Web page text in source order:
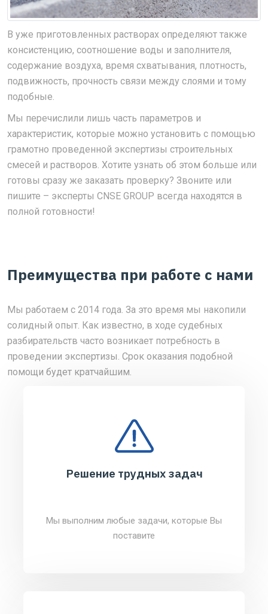
В уже приготовленных растворах определяют также
консистенцию, соотношение воды и заполнителя,
содержание воздуха, время схватывания, плотность,
подвижность, прочность связи между слоями и тому
подобные.
Мы перечислили лишь часть параметров и
характеристик, которые можно установить с помощью
грамотно проведенной экспертизы строительных
смесей и растворов. Хотите узнать об этом больше или
готовы сразу же заказать проверку? Звоните или
пишите – эксперты CNSE GROUP всегда находятся в
полной готовности!
Преимущества при работе с нами
Мы работаем с 2014 года. За это время мы накопили
солидный опыт. Как известно, в ходе судебных
разбирательств часто возникает потребность в
проведении экспертизы. Срок оказания подобной
помощи будет кратчайшим.
Решение трудных задач
Мы выполним любые задачи, которые Вы
поставите